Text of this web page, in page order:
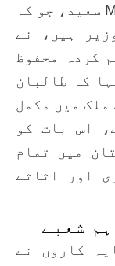
اس اجلاس کے دوران، عبدالMateen سعید، جو کہ
ہیں، نے
کردہ محفوظ
کہ طالبان
ملک میں مکمل
اس بات کو
میں تمام
اور اثاثے
شعبے
کاروں نے